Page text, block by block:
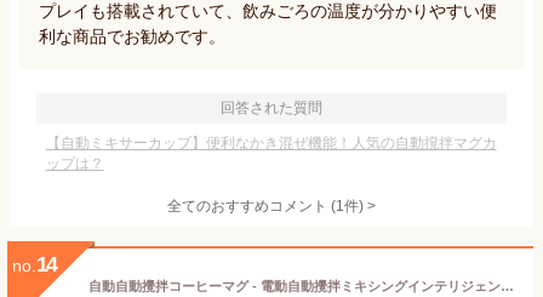
プレイも搭載されていて、飲みごろの温度が分かりやすい便
利な商品でお勧めです。
回答された質問
【自動ミキサーカップ】便利なかき混ぜ機能！人気の自動撹拌マグカ
ップは？
全てのおすすめコメント (1件) >
no. 14
自動自動攪拌コーヒーマグ - 電動自動攪拌ミキシングインテリジェントカップ 磁気攪拌機と蓋付き - 充電式バッテリー内蔵自動ミキサー&自動攪拌 - 自分でかき混ぜるマグカップ